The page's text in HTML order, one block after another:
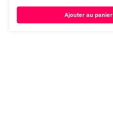
Ajouter au panier